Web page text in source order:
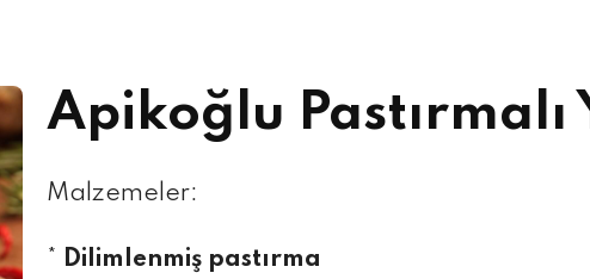
Apikoğlu Pastırmalı
Malzemeler:
*
Dilimlenmiş pastırma